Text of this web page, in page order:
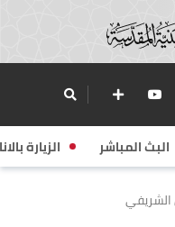
البث المباشر الزيارة
الشريفي